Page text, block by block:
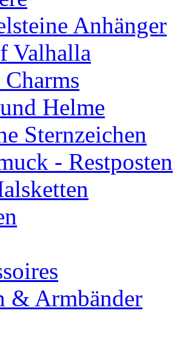
Anhänger
Valhalla
Helme
Sternzeichen
- Restposten
& Armbänder